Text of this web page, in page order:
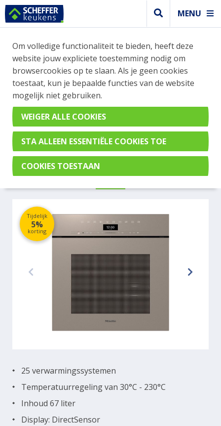
MENU
WEBSHOP BESTELLINGEN
Je kan tijdelijk geen bestelling plaatsen. Wil je je
vast oriënteren? Vergelijk eenvoudig apparaten
en merken met elkaar. Klik hier voor meer
informatie.
Steamer
MIELE
DGC7460HCXPROPEBE
Tijdelijk
5%
korting
25 verwarmingssystemen
Temperatuurregeling van 30°C - 230°C
Inhoud 67 liter
Display: DirectSensor
Om volledige functionaliteit te bieden, heeft deze
website jouw expliciete toestemming nodig om
browsercookies op te slaan. Als je geen cookies
toestaat, kun je bepaalde functies van de website
mogelijk niet gebruiken.